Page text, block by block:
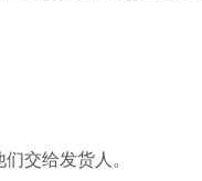
交给发货人。